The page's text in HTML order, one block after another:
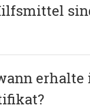
erhalte